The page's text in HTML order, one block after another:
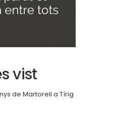
vist
de Martorell a Tírig